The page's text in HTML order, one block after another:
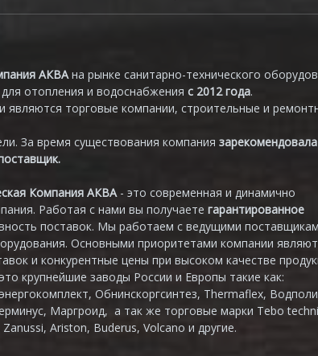
АКВАна рынке санитарно-технического
отопления и водоснабжения с 2012 года.
являются торговые компании, строительные и
За время существования компания зарекомендовала
Компания АКВА - это современная и динамично
Работая с нами вы получаете гарантированное
поставок. Мы работаем с ведущими
Основными приоритетами компании
и конкурентные цены при высоком качестве
крупнейшие заводы России и Европы такие как:
Обнинскоргсинтез, Thermaflex,
Маргроид, а так же торговые марки Tebo
Ariston, Buderus, Volcano и другие.